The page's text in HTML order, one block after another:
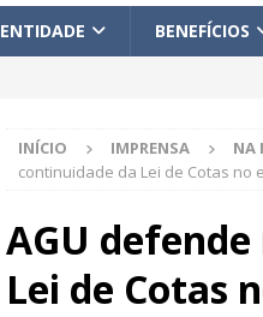
ENTIDADE BENEFÍCIOS
INÍCIO IMPRENSA NA
continuidade da Lei de Cotas no
AGU
Lei de Cotas